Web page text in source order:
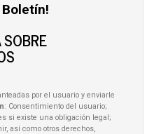
por el usuario y enviarle
: Consentimiento del usuario;
si existe una obligación legal;
así como otros derechos,